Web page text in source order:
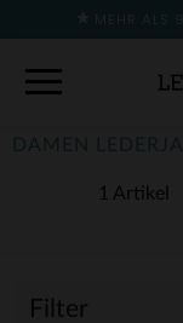
MEHR ALS
1 Artikel
DAMEN
Filter